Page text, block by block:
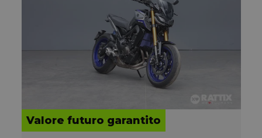
Valore futuro garantito